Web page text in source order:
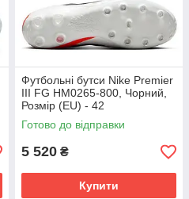
Футбольні бутси Nike Premier
III FG HM0265-800, Чорний,
Розмір (EU) - 42
Готово до відправки
5 520 ₴
Купити